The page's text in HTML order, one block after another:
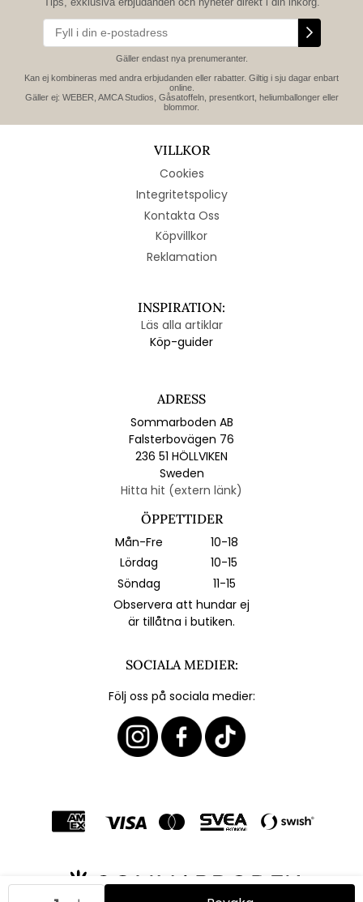
Gäller endast nya prenumeranter.
Kan ej kombineras med andra erbjudanden eller rabatter. Giltig i sju dagar enbart
online.
Gäller ej: WEBER, AMCA Studios, Gåsatoffeln, presentkort, heliumballonger eller
blommor.
VILLKOR
Cookies
Integritetspolicy
Kontakta Oss
Köpvillkor
Reklamation
INSPIRATION:
Läs alla artiklar
Köp-guider
ADRESS
Sommarboden AB
Falsterbovägen 76
236 51 HÖLLVIKEN
Sweden
Hitta hit (extern länk)
ÖPPETTIDER
Mån-Fre
10-18
Lördag
10-15
Söndag
11-15
Observera att hundar ej
är tillåtna i butiken.
SOCIALA MEDIER:
Följ oss på sociala medier: